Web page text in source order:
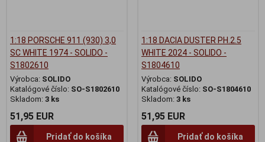
1:18 PORSCHE 911 (930) 3,0
SC WHITE 1974 - SOLIDO -
S1802610
Výrobca: SOLIDO
Katalógové číslo: SO-S1802610
Skladom: 3 ks
51,95 EUR
Pridať do košíka
1:18 DACIA DUSTER PH.2.5
WHITE 2024 - SOLIDO -
S1804610
Výrobca: SOLIDO
Katalógové číslo: SO-S1804610
Skladom: 3 ks
51,95 EUR
Pridať do košíka